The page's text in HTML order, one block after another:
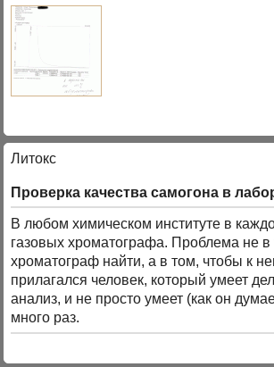
Литокс
Проверка качества самогона в
В любом химическом институте в
газовых хроматографа. Проблема не в
хроматограф найти, а в том, чтобы к
прилагался человек, который умеет
анализ, и не просто умеет (как он
много раз.